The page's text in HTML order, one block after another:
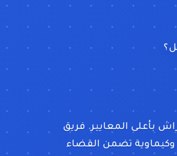
بأعلى المعايير. فريق
وكيماوية تضمن القضاء